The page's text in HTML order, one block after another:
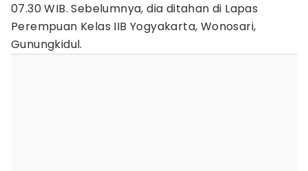
07.30 WIB. Sebelumnya, dia ditahan di Lapas
Perempuan Kelas IIB Yogyakarta, Wonosari,
Gunungkidul.